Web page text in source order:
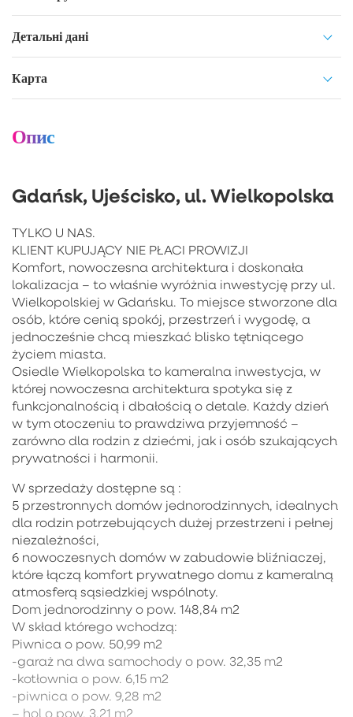
Детальні дані
Карта
Опис
Gdańsk, Ujeścisko, ul. Wielkopolska
TYLKO U NAS.
KLIENT KUPUJĄCY NIE PŁACI PROWIZJI
Komfort, nowoczesna architektura i doskonała
lokalizacja – to właśnie wyróżnia inwestycję przy ul.
Wielkopolskiej w Gdańsku. To miejsce stworzone dla
osób, które cenią spokój, przestrzeń i wygodę, a
jednocześnie chcą mieszkać blisko tętniącego
życiem miasta.
Osiedle Wielkopolska to kameralna inwestycja, w
której nowoczesna architektura spotyka się z
funkcjonalnością i dbałością o detale. Każdy dzień
w tym otoczeniu to prawdziwa przyjemność –
zarówno dla rodzin z dziećmi, jak i osób szukających
prywatności i harmonii.
W sprzedaży dostępne są :
5 przestronnych domów jednorodzinnych, idealnych
dla rodzin potrzebujących dużej przestrzeni i pełnej
niezależności,
6 nowoczesnych domów w zabudowie bliźniaczej,
które łączą komfort prywatnego domu z kameralną
atmosferą sąsiedzkiej wspólnoty.
Dom jednorodzinny o pow. 148,84 m2
W skład którego wchodzą:
Piwnica o pow. 50,99 m2
-garaż na dwa samochody o pow. 32,35 m2
-kotłownia o pow. 6,15 m2
-piwnica o pow. 9,28 m2
– hol o pow. 3,21 m2